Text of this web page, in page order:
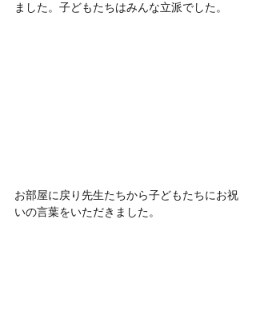
ました。子どもたちはみんな立派でした。
お部屋に戻り先生たちから子どもたちにお祝
いの言葉をいただきました。